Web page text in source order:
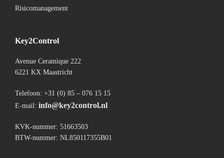
Risicomanagement
Key2Control
Avenue Ceramique 222
6221 KX Maastricht
Telefoon: +31 (0) 85 – 076 15 15
E-mail: info@key2control.nl
KVK-nummer: 51663503
BTW-nummer: NL850117355B01